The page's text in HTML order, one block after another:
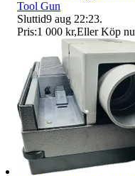
Tool Gun
Sluttid9 aug 22:23.
Pris:1 000 kr,Eller Köp nu